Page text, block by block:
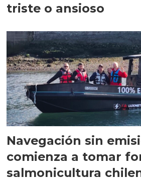
triste o ansioso
Navegación sin
comienza a tomar
salmonicultura